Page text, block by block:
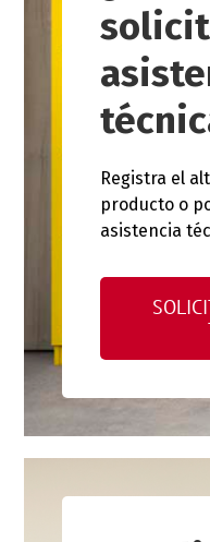
Registra el
producto o
asistencia